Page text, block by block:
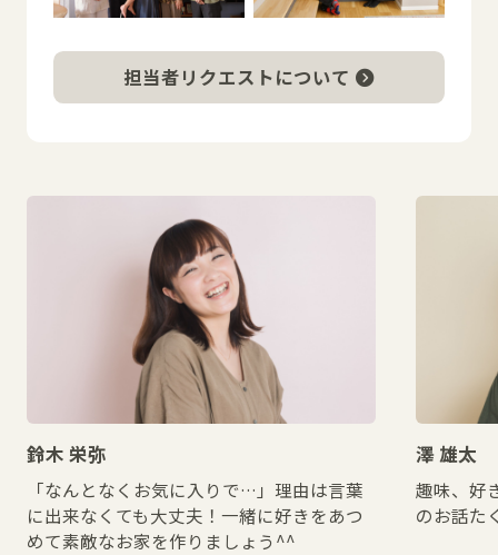
担当者リクエストについて
鈴木 栄弥
「なんとなくお気に入りで…」理由は言葉
に出来なくても大丈夫！一緒に好きをあつ
めて素敵なお家を作りましょう^^
澤 雄太
趣味、好
のお話た